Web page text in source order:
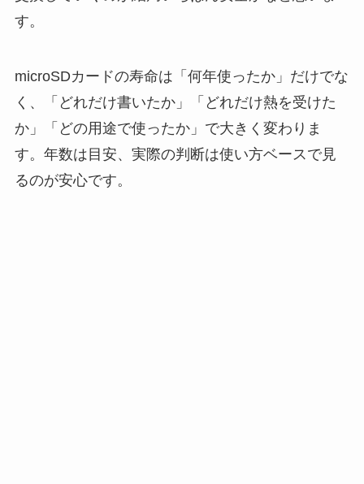
す。
microSDカードの寿命は「何年使ったか」だけでな
く、「どれだけ書いたか」「どれだけ熱を受けた
か」「どの用途で使ったか」で大きく変わりま
す。年数は目安、実際の判断は使い方ベースで見
るのが安心です。